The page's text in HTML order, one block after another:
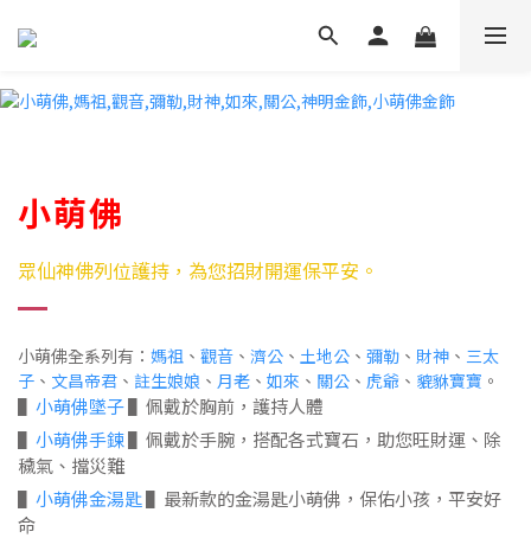
小萌佛
眾仙神佛列位護持，為您招財開運保平安 。
小萌佛全系列有： 媽祖 、 觀音 、 濟公 、 土地公 、 彌勒 、 財神 、 三太
子 、 文昌帝君 、 註生娘娘 、 月老 、 如來 、 關公 、 虎爺 、 貔貅寶寶 。
▌ 小萌佛墜子▌佩戴於胸前，護持人體
▌ 小萌佛手鍊▌佩戴於手腕，搭配各式寶石，助您旺財運、除
穢氣、擋災難
▌ 小萌佛金湯匙▌最新款的金湯匙小萌佛，保佑小孩，平安好
命